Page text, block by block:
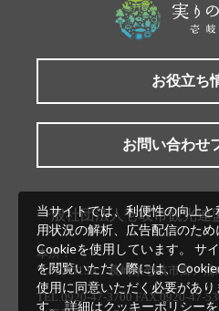
お役立ち
お問い合わせ
一般社団法人壱岐市観光連
本所：
〒811-5133 長崎県壱岐市郷ノ浦
TEL.0920-47-3700 FAX.0920-47-
当サイトでは、利便性の向上と
用状況の解析、広告配信のため
Cookieを使用しています。 サ
を閲覧いただく際には、
使用に同意いただく必要があり
す。 詳細はクッキーポリシー